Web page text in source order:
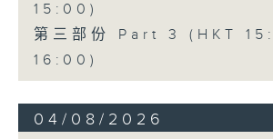
15:00)
第三部份 Part 3 (HKT
16:00)
04/08/2026